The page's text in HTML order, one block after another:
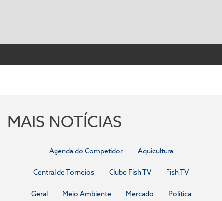
MAIS NOTÍCIAS
Agenda do Competidor Aquicultura
Central de Torneios Clube Fish TV Fish TV
Geral Meio Ambiente Mercado Política